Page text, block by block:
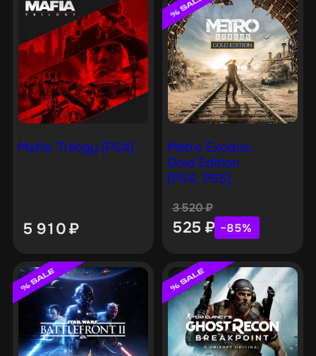
Mafia: Trilogy [PS4]
5 910₽
Metro Exodus:
Gold Edition
[PS4, PS5]
3 520₽
525 ₽ −85%